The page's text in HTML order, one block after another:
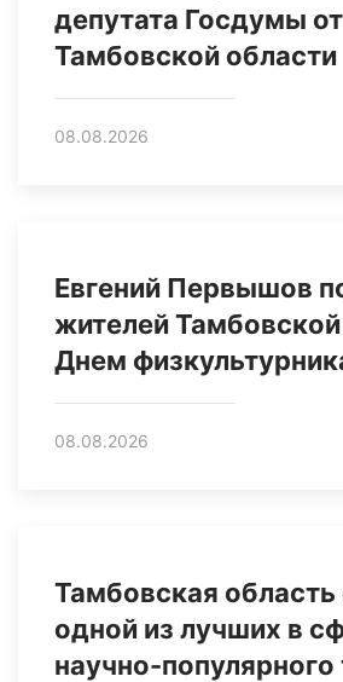
депутата Госдумы от
Тамбовской области
08.08.2026
Евгений Первышов
жителей Тамбовской
Днем
08.08.2026
Тамбовская область
одной из лучших в
научно-популярного